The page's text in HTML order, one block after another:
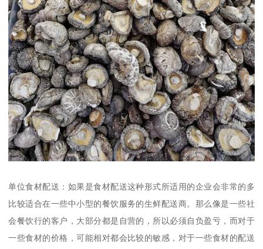
单位食材配送：如果是食材配送这种形式所适用的企业会非常的多
比较适合在一些中小型的餐饮服务的生鲜配送商。那么像是一些社
会餐饮行的客户，大部分都是自营的，所以必须自负盈亏，而对于
一些食材的价格，可能相对都会比较的敏感，对于一些食材的配送